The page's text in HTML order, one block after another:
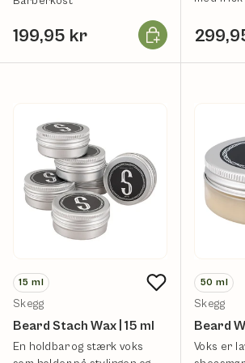
199,95 kr Læg i kurv
15 ml
Skegg
Beard Stach Wax | 15 ml
En holdbar og stærk voks
50 ml
Skegg
Beard
Voks er